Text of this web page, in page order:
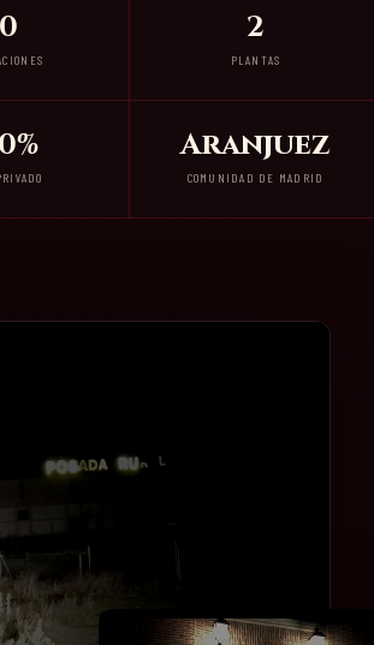
2
PLANTAS
Aranjuez
COMUNIDAD DE MADRID